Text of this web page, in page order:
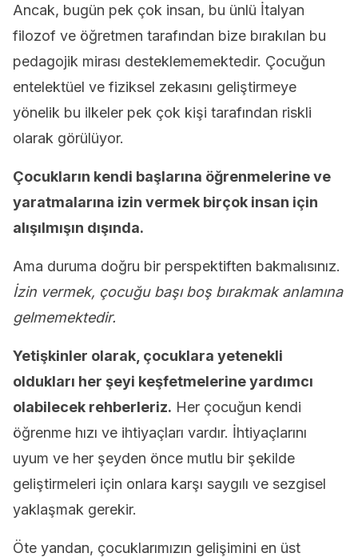
Ancak, bugün pek çok insan, bu ünlü İtalyan
filozof ve öğretmen tarafından bize bırakılan bu
pedagojik mirası desteklememektedir. Çocuğun
entelektüel ve fiziksel zekasını geliştirmeye
yönelik bu ilkeler pek çok kişi tarafından riskli
olarak görülüyor.
Çocukların kendi başlarına öğrenmelerine ve
yaratmalarına izin vermek birçok insan için
alışılmışın dışında.
Ama duruma doğru bir perspektiften bakmalısınız.
İzin vermek, çocuğu başı boş bırakmak anlamına
gelmemektedir.
Yetişkinler olarak, çocuklara yetenekli
oldukları her şeyi keşfetmelerine yardımcı
olabilecek rehberleriz. Her çocuğun kendi
öğrenme hızı ve ihtiyaçları vardır. İhtiyaçlarını
uyum ve her şeyden önce mutlu bir şekilde
geliştirmeleri için onlara karşı saygılı ve sezgisel
yaklaşmak gerekir.
Öte yandan, çocuklarımızın gelişimini en üst